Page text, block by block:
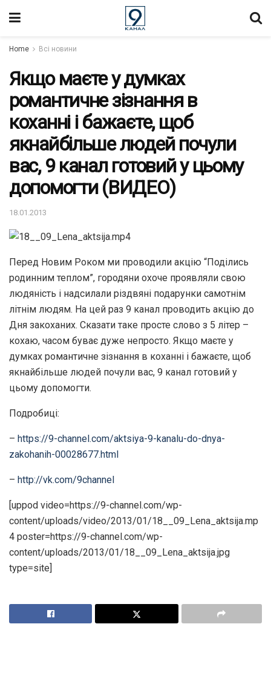
Home Всі новини
Якщо маєте у думках
романтичне зізнання в
коханні і бажаєте, щоб
якнайбільше людей почули
вас, 9 канал готовий у цьому
допомогти (ВИДЕО)
18.01.2013
Перед Новим Роком ми проводили акцію “Поділись
родинним теплом”, городяни охоче проявляли свою
людяність і надсилали різдвяні подарунки самотнім
літнім людям. На цей раз 9 канал проводить акцію до
Дня закоханих. Сказати таке просте слово з 5 літер –
кохаю, часом буває дуже непросто. Якщо маєте у
думках романтичне зізнання в коханні і бажаєте, щоб
якнайбільше людей почули вас, 9 канал готовий у
цьому допомогти.
Подробиці:
– https://9-channel.com/aktsiya-9-kanalu-do-dnya-
zakohanih-00028677.html
– http://vk.com/9channel
[uppod video=https://9-channel.com/wp-
content/uploads/video/2013/01/18__09_Lena_aktsija.mp
4 poster=https://9-channel.com/wp-
content/uploads/2013/01/18__09_Lena_aktsija.jpg
type=site]